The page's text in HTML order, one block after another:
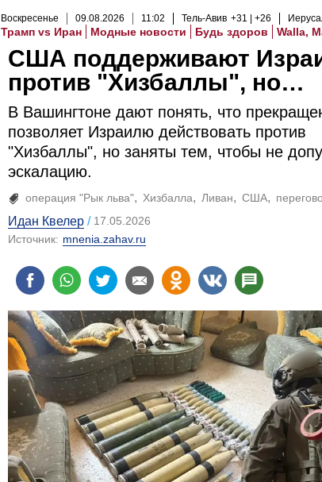
Воскресенье 09.08.2026 11:02 Тель-Авив +31 +26
Трамп vs Иран Модные новости Будь здоров Walla,
США поддерживают
против "Хизбаллы", но…
В Вашингтоне дают понять, что
позволяет Израилю действовать против
"Хизбаллы", но заняты тем, чтобы не
эскалацию.
операция "Рык льва" Хизбалла Ливан США
Идан Квелер
17.05.2026
Источник: mnenia.zahav.ru